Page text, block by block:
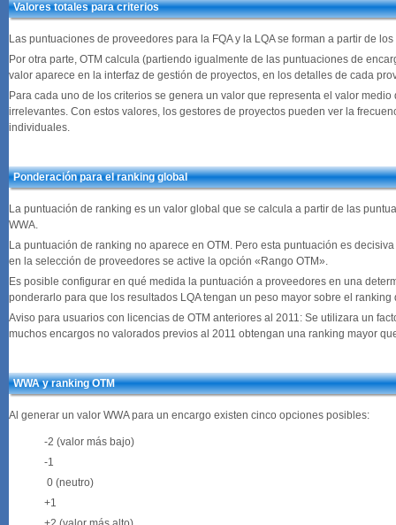
Valores totales para criterios
Las puntuaciones de proveedores para la FQA y la LQA se forman a partir de
Por otra parte, OTM calcula (partiendo igualmente de las puntuaciones de
valor aparece en la interfaz de gestión de proyectos, en los detalles de cada
Para cada uno de los criterios se genera un valor que representa el valor
irrelevantes. Con estos valores, los gestores de proyectos pueden ver la
individuales.
Ponderación para el ranking global
La puntuación de ranking es un valor global que se calcula a partir de las
WWA.
La puntuación de ranking no aparece en OTM. Pero esta puntuación es
en la selección de proveedores se active la opción «Rango OTM».
Es posible configurar en qué medida la puntuación a proveedores en una
ponderarlo para que los resultados LQA tengan un peso mayor sobre el ranking
Aviso para usuarios con licencias de OTM anteriores al 2011: Se utilizara un
muchos encargos no valorados previos al 2011 obtengan una ranking mayor
WWA y ranking OTM
Al generar un valor WWA para un encargo existen cinco opciones posibles:
-2 (valor más bajo)
-1
0 (neutro)
+1